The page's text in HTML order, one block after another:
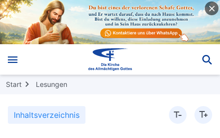
Start Lesungen
Inhaltsverzeichnis